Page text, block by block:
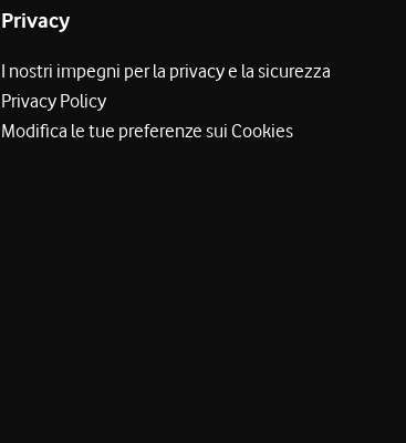
Privacy
I nostri impegni per la privacy e la sicurezza
Privacy Policy
Modifica le tue preferenze sui Cookies